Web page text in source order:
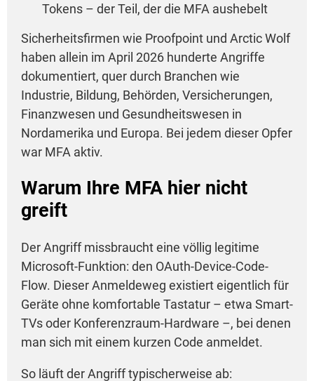
Tokens – der Teil, der die MFA aushebelt
Sicherheitsfirmen wie Proofpoint und Arctic Wolf
haben allein im April 2026 hunderte Angriffe
dokumentiert, quer durch Branchen wie
Industrie, Bildung, Behörden, Versicherungen,
Finanzwesen und Gesundheitswesen in
Nordamerika und Europa. Bei jedem dieser Opfer
war MFA aktiv.
Warum Ihre MFA hier nicht
greift
Der Angriff missbraucht eine völlig legitime
Microsoft-Funktion: den OAuth-Device-Code-
Flow. Dieser Anmeldeweg existiert eigentlich für
Geräte ohne komfortable Tastatur – etwa Smart-
TVs oder Konferenzraum-Hardware –, bei denen
man sich mit einem kurzen Code anmeldet.
So läuft der Angriff typischerweise ab: